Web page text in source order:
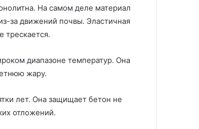
На самом деле материал
за движений почвы. Эластичная
трескается.
диапазоне температур. Она
жару.
лет. Она защищает бетон не
отложений.